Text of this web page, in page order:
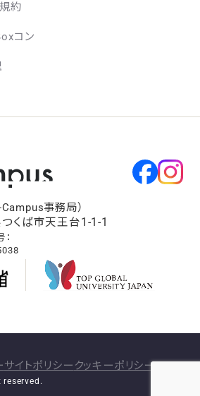
約
コン
事務局）
くば市天王台1-1-1
サイトポリシー クッキーポリシー